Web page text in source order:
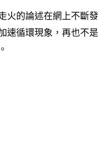
火的論述在網上不斷發
速循環現象，再也不是